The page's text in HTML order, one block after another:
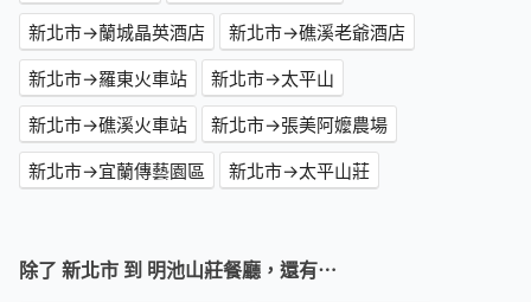
新北市→蘭城晶英酒店
新北市→礁溪老爺酒店
新北市→羅東火車站
新北市→太平山
新北市→礁溪火車站
新北市→張美阿嬤農場
新北市→宜蘭傳藝園區
新北市→太平山莊
除了 新北市 到 明池山莊餐廳，還有⋯